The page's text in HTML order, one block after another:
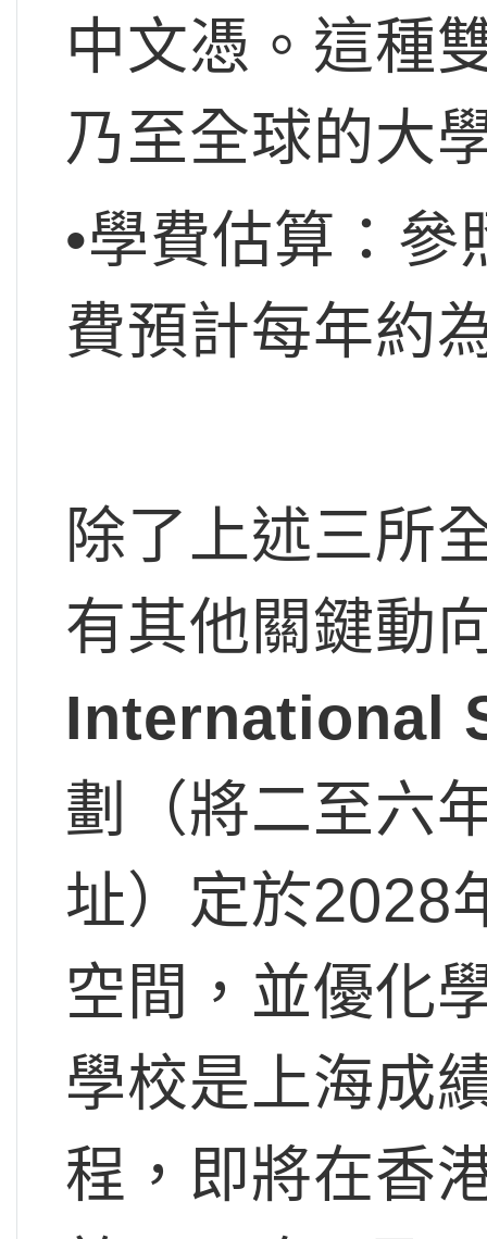
中文憑。這種
乃至全球的大
•學費估算：
費預計每年約
除了上述三所
有其他關鍵動
International
劃（將二至六
址）定於2028
空間，並優化
學校是上海成
程，即將在香